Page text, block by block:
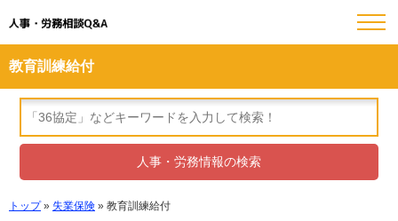
教育訓練給付
人事・労務相談Q&A
トップ» 失業保険 » 教育訓練給付